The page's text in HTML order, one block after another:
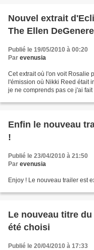
Nouvel extrait
The Ellen
Publié le 19/05/2010 à 00:20
Par evenusia
Cet extrait où l'on voit Rosalie
l'émission où Nikki Reed était
je ne comprends pas ce j'ai
Enfin le nouveau
!
Publié le 23/04/2010 à 21:50
Par evenusia
Enjoy ! Le nouveau trailer est
Le nouveau titre
été choisi
Publié le 20/04/2010 à 17:33